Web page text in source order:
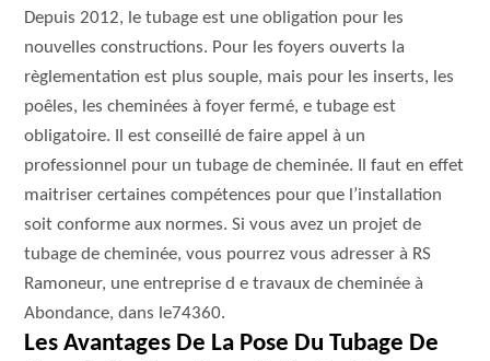
Depuis 2012, le tubage est une obligation pour les
nouvelles constructions. Pour les foyers ouverts la
règlementation est plus souple, mais pour les inserts, les
poêles, les cheminées à foyer fermé, e tubage est
obligatoire. Il est conseillé de faire appel à un
professionnel pour un tubage de cheminée. Il faut en effet
maitriser certaines compétences pour que l’installation
soit conforme aux normes. Si vous avez un projet de
tubage de cheminée, vous pourrez vous adresser à RS
Ramoneur, une entreprise d e travaux de cheminée à
Abondance, dans le74360.
Les Avantages De La Pose Du Tubage De